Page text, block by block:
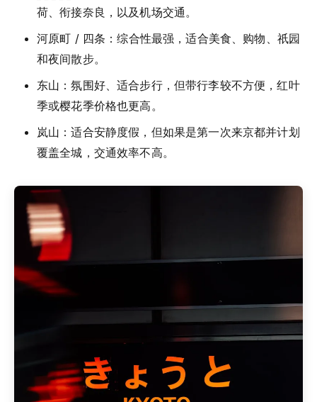
荷、衔接奈良，以及机场交通。
河原町 / 四条：综合性最强，适合美食、购物、祇园
和夜间散步。
东山：氛围好、适合步行，但带行李较不方便，红叶
季或樱花季价格也更高。
岚山：适合安静度假，但如果是第一次来京都并计划
覆盖全城，交通效率不高。